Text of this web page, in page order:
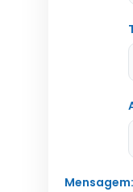
Mensagem: